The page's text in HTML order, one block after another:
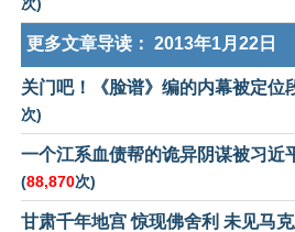
更多文章导读： 2013年1月22日
关门吧！《脸谱》编的内幕被定位
次)
一个江系血债帮的诡异阴谋被习近
(88,870次)
甘肃千年地宫 惊现佛舍利 未见马